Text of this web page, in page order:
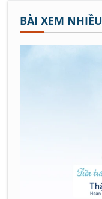
BÀI XEM NHIỀU